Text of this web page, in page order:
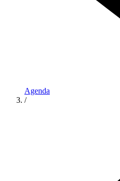
Agenda
/